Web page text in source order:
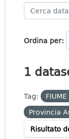
Ordina per
1
Tag: FIUME
Provincia
Risultato